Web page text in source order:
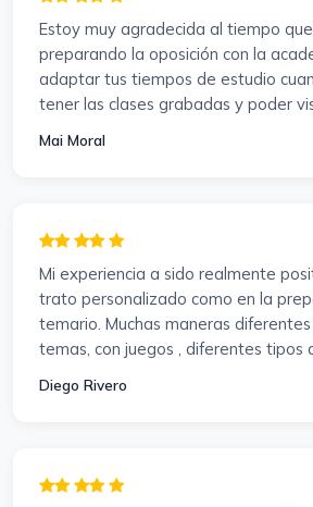
Estoy muy agradecida al tiempo
preparando la oposición con la
adaptar tus tiempos de estudio
tener las clases grabadas y poder
cualquier momento y las veces que
agradece mucho. Sabemos que el
profesores accesibles, atentos y
resolver dudas, se agradece. Incluso
ayudarme a buscar impugnaciones
examen para subir nota. Gracias
Mai Moral
Mi experiencia a sido realmente
trato personalizado como en la
temario. Muchas maneras
temas, con juegos , diferentes tipos
preparación y un temario muy al día.
muy positiva en todos los sentidos.
Diego Rivero